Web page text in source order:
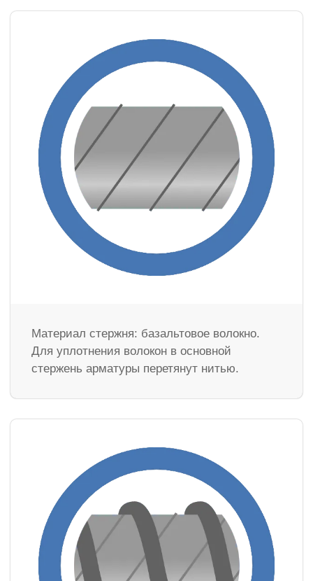
Материал стержня: базальтовое волокно.
Для уплотнения волокон в основной
стержень арматуры перетянут нитью.